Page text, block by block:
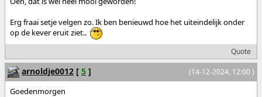
Erg fraai setje velgen zo. Ik ben benieuwd hoe het uiteindelijk onder
op de kever eruit ziet..
Quote
(14-12-2024, 12:00 )
arnoldje0012 [ 5 ]
Goedenmorgen